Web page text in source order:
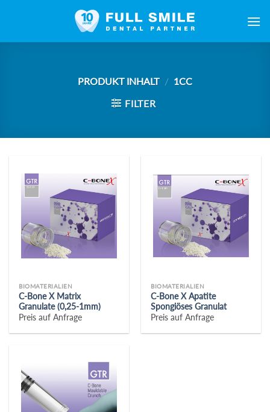
PRODUKT INHALT / 1CC
FILTER
BIOMATERIALIEN
C-Bone X Matrix
Granulate (0,25-1mm)
Preis auf Anfrage
BIOMATERIALIEN
C-Bone X Apatite
Spongiöses Granulat
Preis auf Anfrage